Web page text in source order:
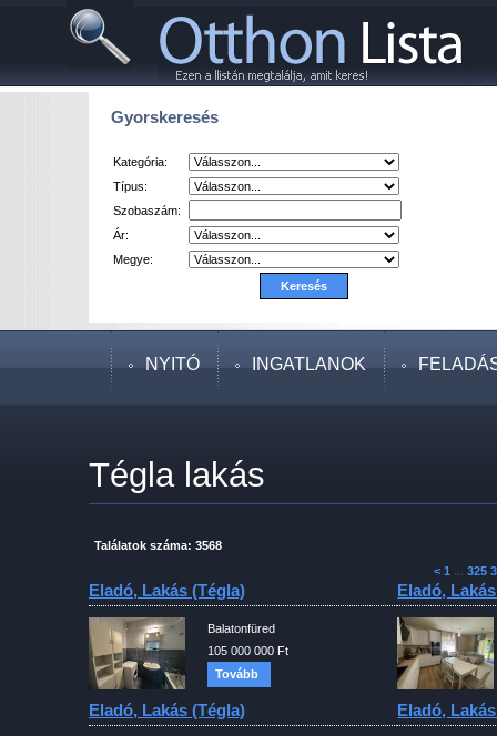
Gyorskeresés
Kategória:
Típus:
Szobaszám:
Ár:
Megye:
NYITÓ INGATLANOK
Tégla lakás
Találatok száma: 3568
< 1 ... 325
Eladó, Lakás (tégla)
Balatonfüred
105 000 000 Ft
Tovább
Eladó,
Eladó, Lakás (tégla) Eladó,